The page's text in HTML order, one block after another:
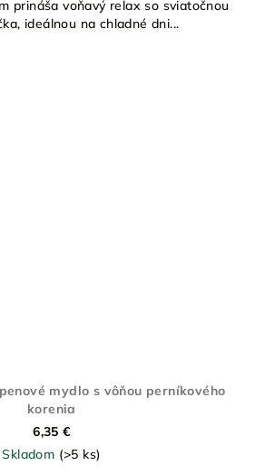
prináša voňavý relax so sviatočnou
ideálnou na chladné dni...
penové mydlo s vôňou perníkového
korenia
6,35 €
Skladom (>5 ks)